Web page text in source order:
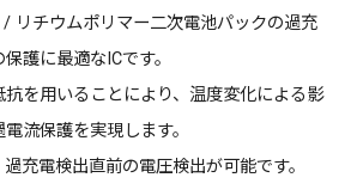
リチウムポリマー二次電池パックの過充
護に最適なICです。
を用いることにより、温度変化による影
流保護を実現します。
充電検出直前の電圧検出が可能です。